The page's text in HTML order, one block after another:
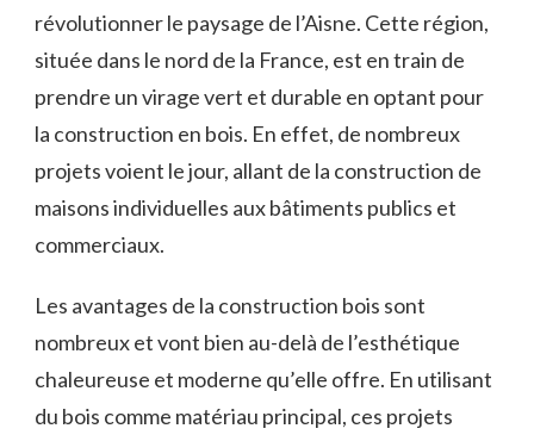
révolutionner le paysage ​de l’Aisne. Cette région,‍
située dans⁣ le nord de‌ la France, est en train de⁣
prendre un virage vert et durable en optant pour
la construction⁢ en bois. ‍En effet, de nombreux
projets ⁢voient‌ le ⁣jour, allant ‍de la construction de
maisons individuelles‍ aux ⁤bâtiments ⁢publics⁢ et⁣
commerciaux.
Les avantages de‌ la construction bois sont
nombreux et vont ⁢bien au-delà de⁣ l’esthétique
‌chaleureuse et moderne qu’elle offre. En utilisant‍
du bois comme ‍matériau ​principal, ces projets